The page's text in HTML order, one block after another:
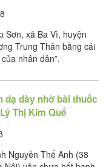
Sơn, xã Ba Vì, huyện
Trung Thân bằng cái
nhân dân”.
dạ dày nhờ bài thuốc
Thị Kim Quế
Nguyễn Thế Anh (38